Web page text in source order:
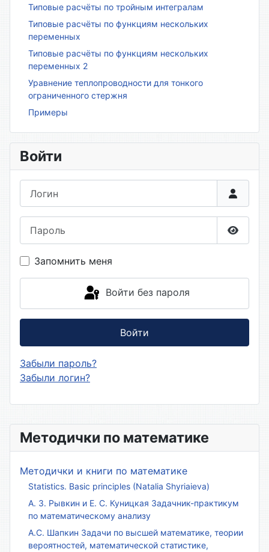
Методички по математике
Методички и книги по математике
Statistics. Basic principles (Natalia Shyriaieva)
А. З. Рывкин и Е. С. Куницкая Задачник-практикум
по математическому анализу
А.С. Шапкин Задачи по высшей математике, теории
вероятностей, математической статистике,
Типовые расчёты по тройным интегралам
Типовые расчёты по функциям нескольких
переменных
Типовые расчёты по функциям нескольких
переменных 2
Уравнение теплопроводности для тонкого
ограниченного стержня
Примеры
Войти
Запомнить меня
Войти без пароля
Войти
Забыли пароль?
Забыли логин?